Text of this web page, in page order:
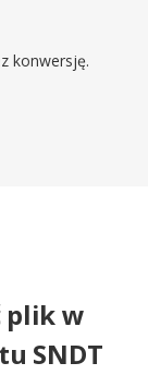
konwersję.
plik w
SNDT